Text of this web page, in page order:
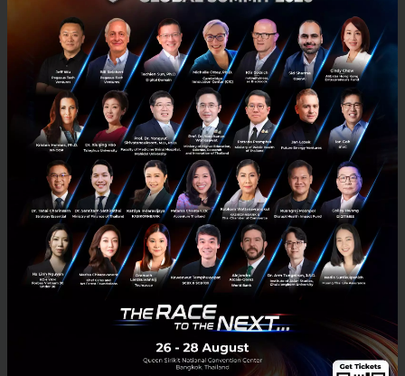
ทางภูมิรัฐศาสตร์ดูเหมือนจะมีผลกระทบต่อความเชื่อมั่น
ของนักลงทุน" Aurojyoti Bose นักวิเคราะห์หลักของ
GlobalData กล่าวในบันทึกประจำเดือนนี้ โดยชี้ให้เห็นว่า
"รอบการระดมทุนส่วนใหญ่ที่ประกาศในภูมิภาคมีปริมาณ
ลดลง"
บทวิเคราะห์บรรณาธิการ
Techsauce ได้รวบรวมข้อมูลการลงทุนใน Startup ไทย
(ซึ่งอยู่ในช่วงการรวบรวมข้อมูลล่าสุด) โดยเบื้องต้นมี
ตัวเลขที่เห็นอย่างชัดเจนว่า ปริมาณการระดมทุนในช่วง 6
เดือนที่ผ่านมามีจำนวนลดลงซึ่งแพลตฟอร์ม Superapp
ก็ได้มีการปิดบางบริการลงด้วย เรียกได้ว่าเป็นช่วงที่
ท้าทายของบริษัทเทคโนโลยี และ Startup ในภูมิภาคนี้